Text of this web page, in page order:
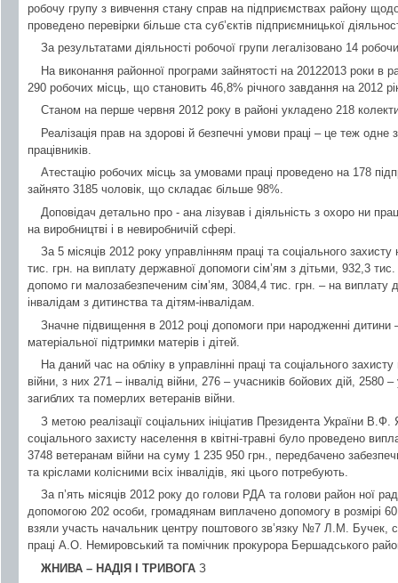
робочу групу з вивчення стану справ на підприємствах району
проведено перевірки більше ста суб’єктів підприємницької
За результатами діяльності робочої групи легалізовано 14
На виконання районної програми зайнятості на 20122013 роки в
290 робочих місць, що становить 46,8% річного завдання на 2012
Станом на перше червня 2012 року в районі укладено 218
Реалізація прав на здорові й безпечні умови праці – це теж одне
працівників.
Атестацію робочих місць за умовами праці проведено на 178
зайнято 3185 чоловік, що складає більше 98%.
Доповідач детально про - ана лізував і діяльність з охоро ни
на виробництві і в невиробничій сфері.
За 5 місяців 2012 року управлінням праці та соціального
тис. грн. на виплату державної допомоги сім’ям з дітьми, 932,3
допомо ги малозабезпеченим сім’ям, 3084,4 тис. грн. – на виплату
інвалідам з дитинства та дітям-інвалідам.
Значне підвищення в 2012 році допомоги при народженні дитини
матеріальної підтримки матерів і дітей.
На даний час на обліку в управлінні праці та соціального
війни, з них 271 – інвалід війни, 276 – учасників бойових дій, 2580
загиблих та померлих ветеранів війни.
З метою реалізації соціальних ініціатив Президента України
соціального захисту населення в квітні-травні було проведено
3748 ветеранам війни на суму 1 235 950 грн., передбачено
та кріслами колісними всіх інвалідів, які цього потребують.
За п’ять місяців 2012 року до голови РДА та голови район ної
допомогою 202 особи, громадянам виплачено допомогу в розмірі
взяли участь начальник центру поштового зв’язку №7 Л.М. Бучек,
праці А.О. Немировський та помічник прокурора Бершадського
ЖНИВА – НАДІЯ І ТРИВОГА З